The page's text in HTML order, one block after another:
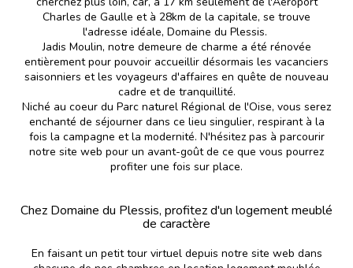
Charles de Gaulle et à 28km de la capitale, se trouve
l'adresse idéale, Domaine du Plessis.
Jadis Moulin, notre demeure de charme a été rénovée
entièrement pour pouvoir accueillir désormais les vacanciers
saisonniers et les voyageurs d'affaires en quête de nouveau
cadre et de tranquillité.
Niché au coeur du Parc naturel Régional de l'Oise, vous serez
enchanté de séjourner dans ce lieu singulier, respirant à la
fois la campagne et la modernité. N'hésitez pas à parcourir
notre site web pour un avant-goût de ce que vous pourrez
profiter une fois sur place.
Chez Domaine du Plessis, profitez d'un logement meublé
de caractère
En faisant un petit tour virtuel depuis notre site web dans